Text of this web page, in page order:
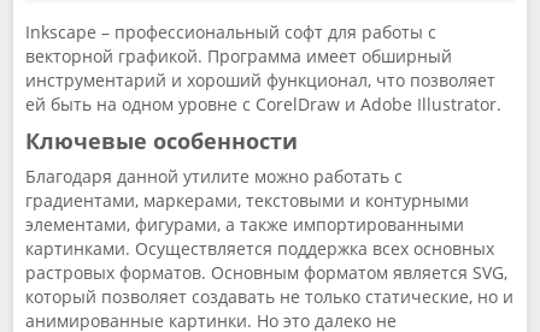
Inkscape – профессиональный софт для работы с
векторной графикой. Программа имеет обширный
инструментарий и хороший функционал, что позволяет
ей быть на одном уровне с CorelDraw и Adobe Illustrator.
Ключевые особенности
Благодаря данной утилите можно работать с
градиентами, маркерами, текстовыми и контурными
элементами, фигурами, а также импортированными
картинками. Осуществляется поддержка всех основных
растровых форматов. Основным форматом является SVG,
который позволяет создавать не только статические, но и
анимированные картинки. Но это далеко не